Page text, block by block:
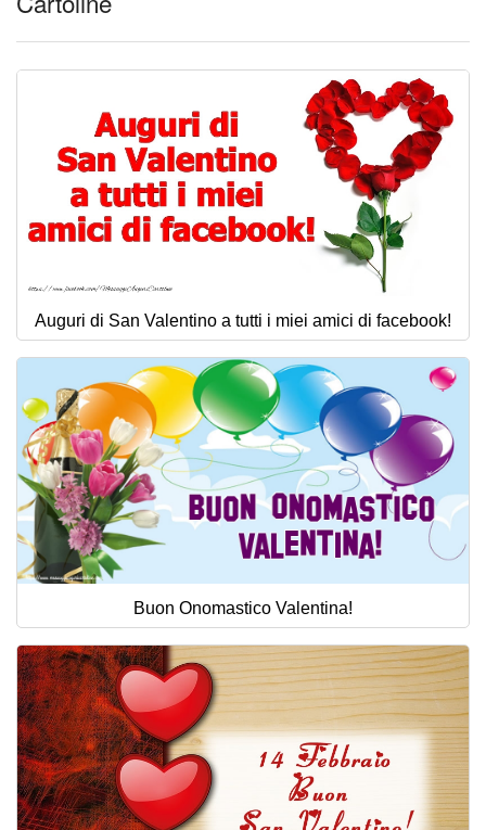
Auguri di San Valentino a tutti i miei amici di facebook!
Buon Onomastico Valentina!